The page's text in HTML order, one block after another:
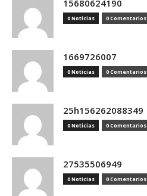
15680624190
0 Noticias 0 Comentarios
1669726007
0 Noticias 0 Comentarios
25h156262088349
0 Noticias 0 Comentarios
27535506949
0 Noticias 0 Comentarios